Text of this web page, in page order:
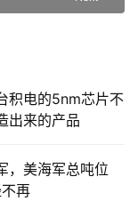
积电的5nm芯片不
出来的产品
，美海军总吨位
再